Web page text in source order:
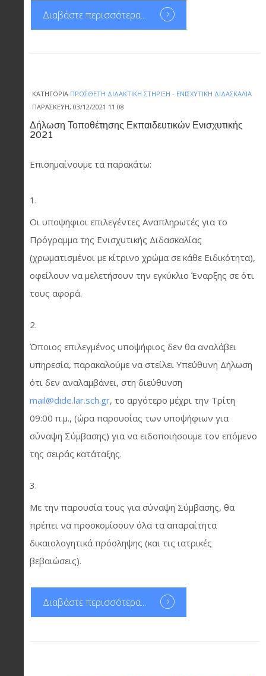
Διαβάστε περισσότερα...
ΚΑΤΗΓΟΡΊΑ ΠΡΌΣΘΕΤΗ ΔΙΔΑΚΤΙΚΉ ΣΤΉΡΙΞΗ - ΕΝΙΣΧΥΤΙΚΉ ΔΙΔΑΣΚΑΛΊΑ
ΠΑΡΑΣΚΕΥΉ, 03/12/2021 11:08
Δήλωση Τοποθέτησης Εκπαιδευτικών Ενισχυτικής
2021
Επισημαίνουμε τα παρακάτω:
Οι υποψήφιοι επιλεγέντες Αναπληρωτές για το
Πρόγραμμα της Ενισχυτικής Διδασκαλίας
(χρωματισμένοι με κίτρινο χρώμα σε κάθε Ειδικότητα),
οφείλουν να μελετήσουν την εγκύκλιο Έναρξης σε ότι
τους αφορά.
Όποιος επιλεγμένος υποψήφιος δεν θα αναλάβει
υπηρεσία, παρακαλούμε να στείλει Υπεύθυνη Δήλωση
ότι δεν αναλαμβάνει, στη διεύθυνση
mail@dide.lar.sch.gr, το αργότερο μέχρι την Τρίτη
09:00 π.μ., (ώρα παρουσίας των υποψήφιων για
σύναψη Σύμβασης) για να ειδοποιήσουμε τον επόμενο
της σειράς κατάταξης.
Με την παρουσία τους για σύναψη Σύμβασης, θα
πρέπει να προσκομίσουν όλα τα απαραίτητα
δικαιολογητικά πρόσληψης (και τις ιατρικές
βεβαιώσεις).
Διαβάστε περισσότερα...